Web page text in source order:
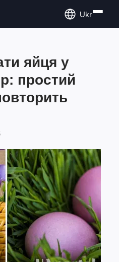
Ukr
яйця у
простий